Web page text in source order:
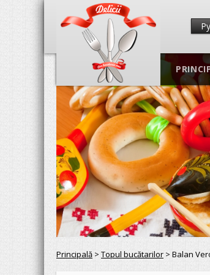
Principală > Topul bucătarilor > Balan